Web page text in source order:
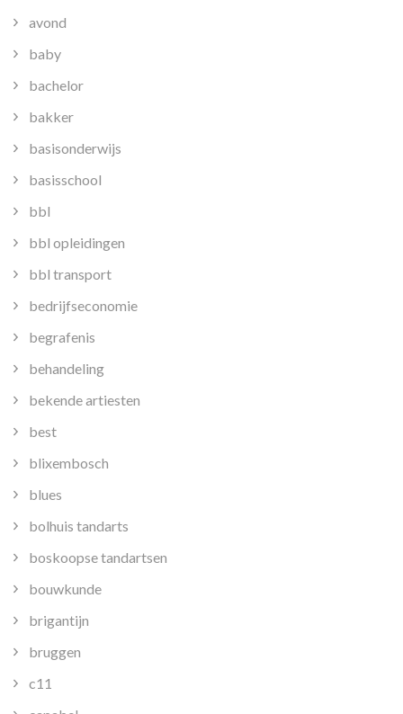
avond
baby
bachelor
bakker
basisonderwijs
basisschool
bbl
bbl opleidingen
bbl transport
bedrijfseconomie
begrafenis
behandeling
bekende artiesten
best
blixembosch
blues
bolhuis tandarts
boskoopse tandartsen
bouwkunde
brigantijn
bruggen
c11